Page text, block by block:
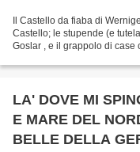
Il Castello da fiaba di
Castello; le stupende (e
Goslar , e il grappolo di case
LA' DOVE MI
E MARE DEL
BELLE DELLA